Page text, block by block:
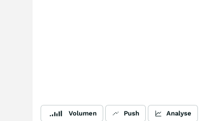
Volumen Push Analyse